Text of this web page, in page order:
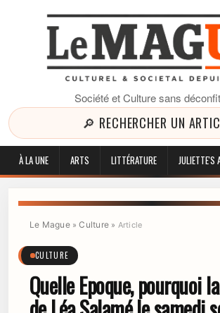
Société et Culture sans
🔎 RECHERCHER UN
À LA UNE ARTS LITTÉRATURE JULIETTE'S
Le Mague»Culture» Article
CULTURE
Quelle Epoque, pourquoi